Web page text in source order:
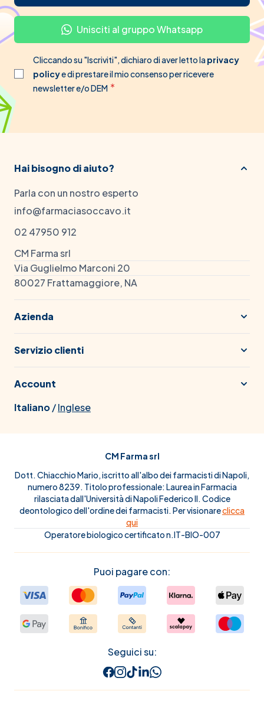
Unisciti al gruppo Whatsapp
Cliccando su "Iscriviti", dichiaro di aver letto laprivacy
policye di prestare il mio consenso per ricevere
newsletter e/o DEM
Hai bisogno di aiuto?
Parla con un nostro esperto
info@farmaciasoccavo.it
02 47950 912
CM Farma srl
Via Guglielmo Marconi 20
80027 Frattamaggiore, NA
Azienda
Servizio clienti
Account
Italiano/Inglese
CM Farma srl
Dott. Chiacchio Mario, iscritto all'albo dei farmacisti di Napoli,
numero 8239. Titolo professionale: Laurea in Farmacia
rilasciata dall'Università di Napoli Federico II. Codice
deontologico dell'ordine dei farmacisti. Per visionareclicca
qui
Operatore biologico certificato n.IT-BIO-007
Puoi pagare con:
Seguici su: